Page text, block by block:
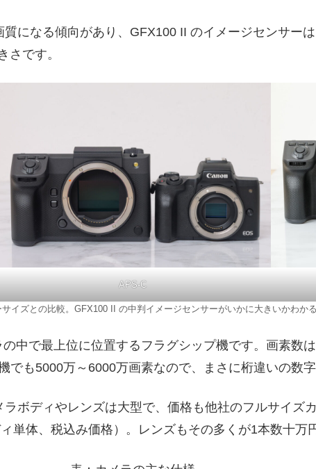
になる傾向があり、GFX100 II のイメージセンサー
さです。
APS-C
イズとの比較。GFX100 II の中判イメージセンサーがいかに大きいかわかる
中で最上位に位置するフラグシップ機です。画素数
も5000万～6000万画素なので、まさに桁違いの数字
ボディやレンズは大型で、価格も他社のフルサイズ
単体、税込み価格）。レンズもその多くが1本数十万